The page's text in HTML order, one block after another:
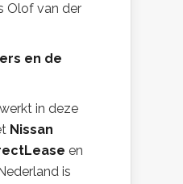
Olof van der
en de
in deze
Nissan
en
is